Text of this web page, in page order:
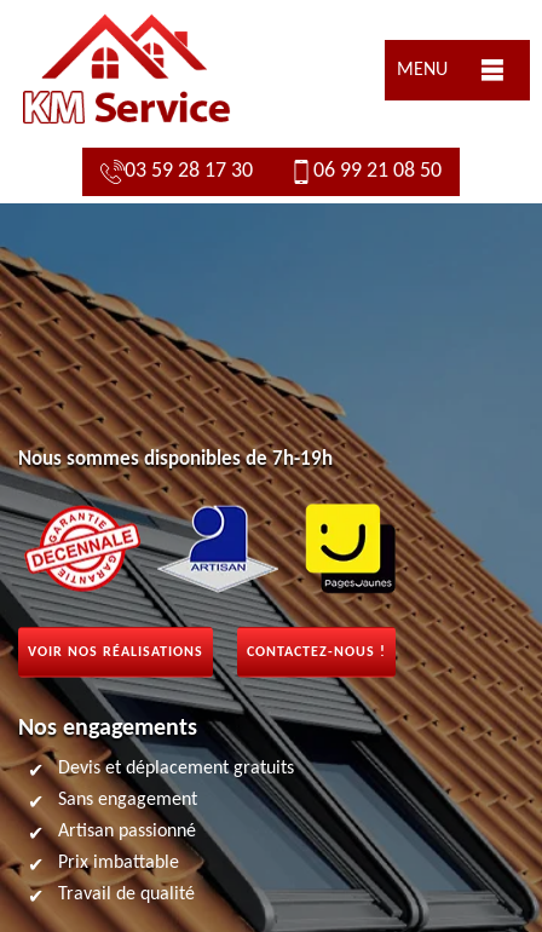
MENU
03 59 28 17 30 06 99 21 08 50
Nous sommes disponibles de 7h-19h
VOIR NOS RÉALISATIONS CONTACTEZ-NOUS !
Nos engagements
Devis et déplacement gratuits
Sans engagement
Artisan passionné
Prix imbattable
Travail de qualité